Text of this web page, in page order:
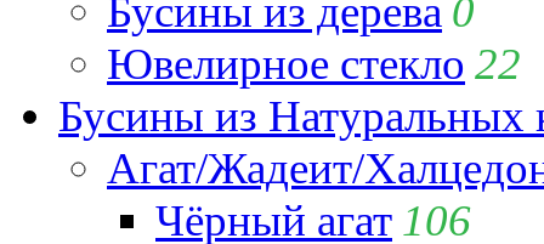
Бусины из дерева 0
Ювелирное стекло 22
Бусины из Натуральных
Агат/Жадеит/
Чёрный агат 106